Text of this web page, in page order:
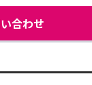
合わせ
ィ